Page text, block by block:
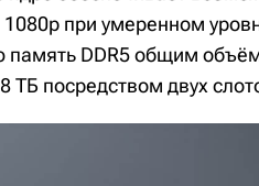
при умеренном
память DDR5 общим
ТБ посредством двух